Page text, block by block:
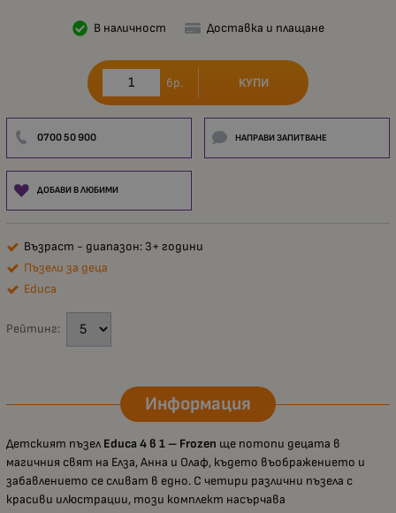
В наличност Доставка и плащане
бр. КУПИ
0700 50 900 НАПРАВИ ЗАПИТВАНЕ
ДОБАВИ В ЛЮБИМИ
Възраст - диапазон: 3+ години
Пъзели за деца
Educa
Рейтинг:
Информация
Детският пъзел Educa 4 в 1 – Frozen ще потопи децата в
магичния свят на Елза, Анна и Олаф, където въображението и
забавлението се сливат в едно. С четири различни пъзела с
красиви илюстрации, този комплект насърчава